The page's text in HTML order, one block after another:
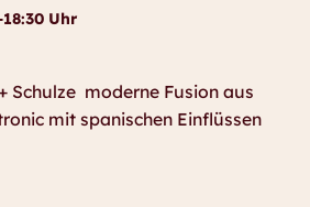
Uhr
Schulze moderne Fusion aus
mit spanischen Einflüssen